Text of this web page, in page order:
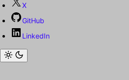
X
GitHub
LinkedIn